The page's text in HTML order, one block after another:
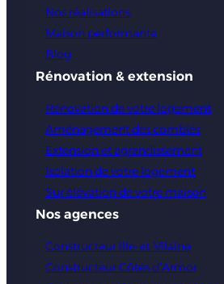
Nos réalisations
Maison performante
Blog
Rénovation & extension
Rénovation de votre logement
Aménagement des combles
Extension et agrandissement
Isolation de votre logement
Sur élévation de votre maison
Nos agences
Constructeur Ille-et-Vilaine
Constructeur Côtes d’Armor